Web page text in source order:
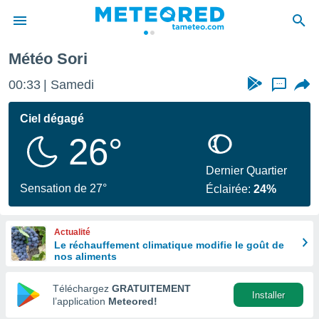
de
en
Météo Sori
00:33 Samedi ...
Ciel dégagé
26°
Sensation de 27°
Dernier Quartier
Éclairée:24%
Actualité
Le réchauffement climatique modifie le goût de
nos aliments
Téléchargez GRATUITEMENT
l’application Meteored!
Installer